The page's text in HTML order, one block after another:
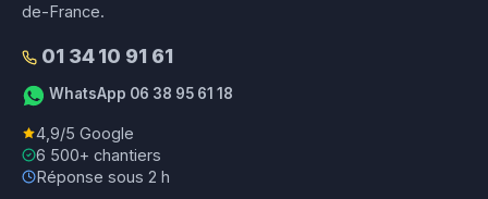
de-France.
01 34 10 91 61
WhatsApp 06 38 95 61 18
4,9/5 Google
6 500+ chantiers
Réponse sous 2 h